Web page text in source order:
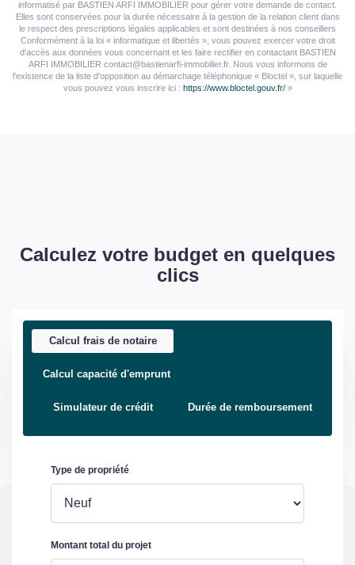
informatisé par BASTIEN ARFI IMMOBILIER pour gérer votre demande de contact.
Elles sont conservées pour la durée nécessaire à la gestion de la relation client dans
le respect des prescriptions légales applicables et sont destinées à nos conseillers
Conformément à la loi « informatique et libertés », vous pouvez exercer votre droit
d'accès aux données vous concernant et les faire rectifier en contactant BASTIEN
ARFI IMMOBILIER contact@bastienarfi-immobilier.fr. Nous vous informons de
l'existence de la liste d'opposition au démarchage téléphonique « Bloctel », sur laquelle
vous pouvez vous inscrire ici : https://www.bloctel.gouv.fr/»
Calculez votre budget en quelques
clics
Calcul frais de notaire
Calcul capacité d'emprunt
Simulateur de crédit Durée de remboursement